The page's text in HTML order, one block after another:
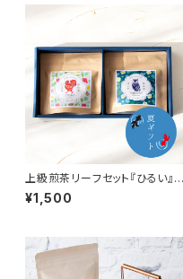
上級煎茶リーフセット『ひるい』
／お茶好きのあの人に感謝の気
持ちを！選べる狭山茶リーフ2種
¥1,500